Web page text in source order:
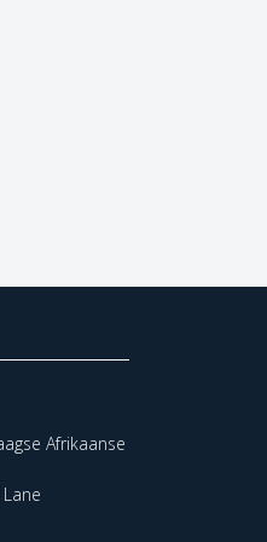
Afrikaanse